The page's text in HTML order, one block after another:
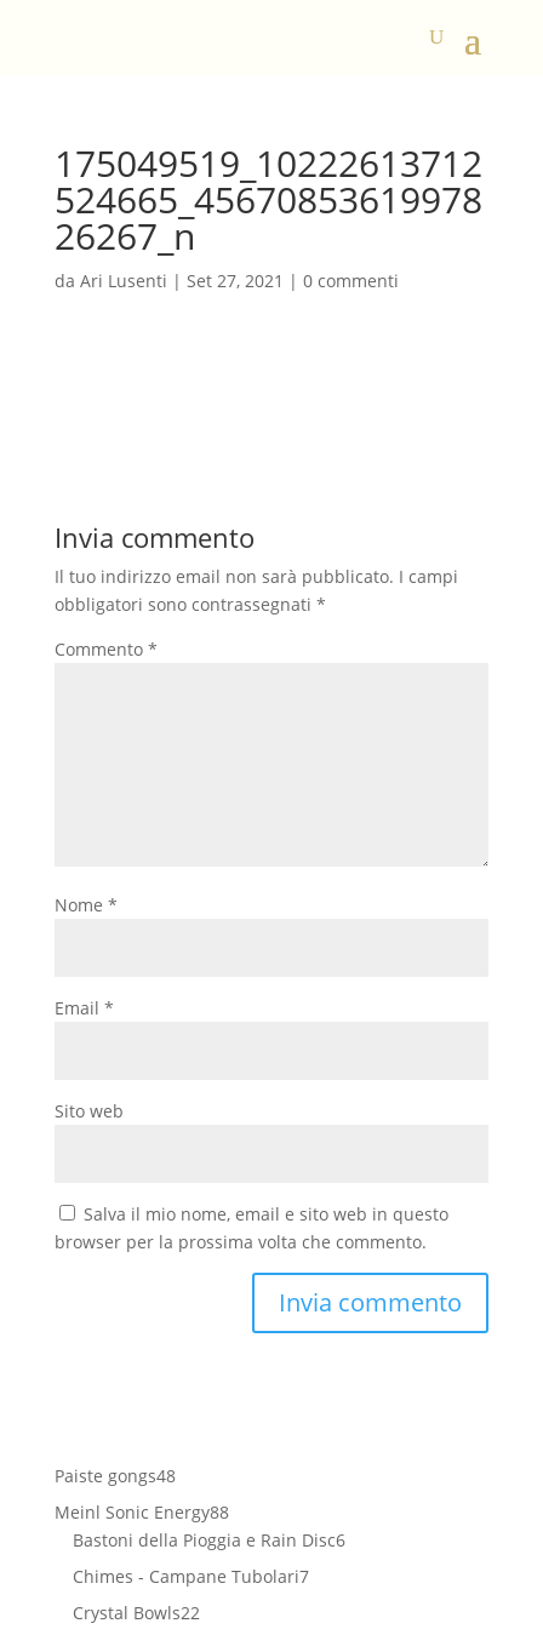
175049519_10222613712
524665_45670853619978
26267_n
da Ari Lusenti | Set 27, 2021 | 0 commenti
Invia commento
Il tuo indirizzo email non sarà pubblicato. I campi
obbligatori sono contrassegnati *
Commento *
Nome *
Email *
Sito web
Salva il mio nome, email e sito web in questo
browser per la prossima volta che commento.
Paiste gongs4848
prodotti
Meinl Sonic Energy8888
prodotti
Bastoni della Pioggia e Rain Disc66
Chimes - Campane Tubolari77
Crystal Bowls2222